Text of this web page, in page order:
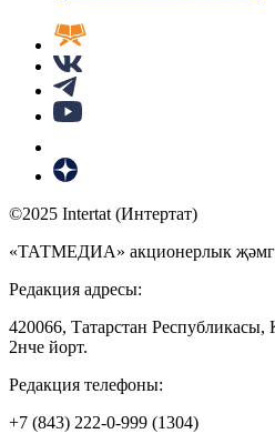
©2025 Intertat (Интертат)
«ТАТМЕДИА» акционерлык
Редакция адресы:
420066, Татарстан Республикасы,
2нче йорт.
Редакция телефоны:
+7 (843) 222-0-999 (1304)